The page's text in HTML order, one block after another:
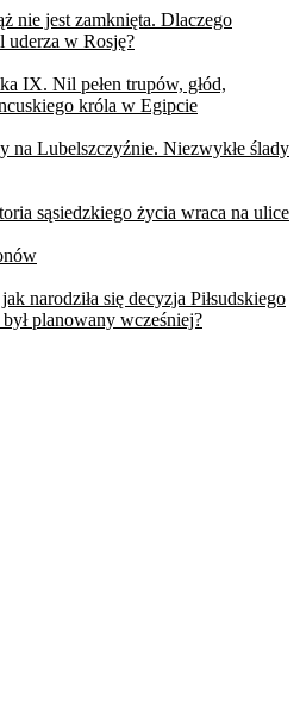
nie jest zamknięta. Dlaczego
uderza w Rosję?
IX. Nil pełen trupów, głód,
króla w Egipcie
na Lubelszczyźnie. Niezwykłe ślady
sąsiedzkiego życia wraca na ulice
narodziła się decyzja Piłsudskiego
planowany wcześniej?